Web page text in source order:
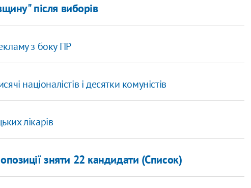
після виборів
з боку ПР
націоналістів і десятки комуністів
лікарів
зняти 22 кандидати (Список)